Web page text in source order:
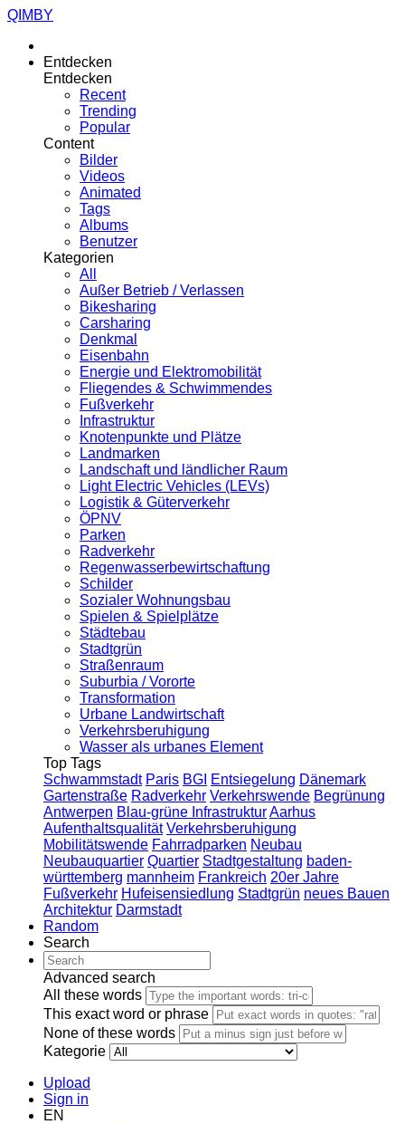
QIMBY
Entdecken
Entdecken
Recent
Trending
Popular
Content
Bilder
Videos
Animated
Tags
Albums
Benutzer
Kategorien
All
Außer Betrieb / Verlassen
Bikesharing
Carsharing
Denkmal
Eisenbahn
Energie und Elektromobilität
Fliegendes & Schwimmendes
Fußverkehr
Infrastruktur
Knotenpunkte und Plätze
Landmarken
Landschaft und ländlicher Raum
Light Electric Vehicles (LEVs)
Logistik & Güterverkehr
ÖPNV
Parken
Radverkehr
Regenwasserbewirtschaftung
Schilder
Sozialer Wohnungsbau
Spielen & Spielplätze
Städtebau
Stadtgrün
Straßenraum
Suburbia / Vororte
Transformation
Urbane Landwirtschaft
Verkehrsberuhigung
Wasser als urbanes Element
Top Tags
Schwammstadt Paris BGI Entsiegelung Dänemark
Gartenstraße Radverkehr Verkehrswende Begrünung
Antwerpen Blau-grüne InfrastrukturAarhus
Aufenthaltsqualität Verkehrsberuhigung
Mobilitätswende Fahrradparken Neubau
Neubauquartier Quartier Stadtgestaltung baden-
württemberg mannheim Frankreich 20er Jahre
Fußverkehr Hufeisensiedlung Stadtgrün neues Bauen
Architektur Darmstadt
Random
Search
Advanced search
All these words
This exact word or phrase
None of these words
Kategorie
Upload
Sign in
EN